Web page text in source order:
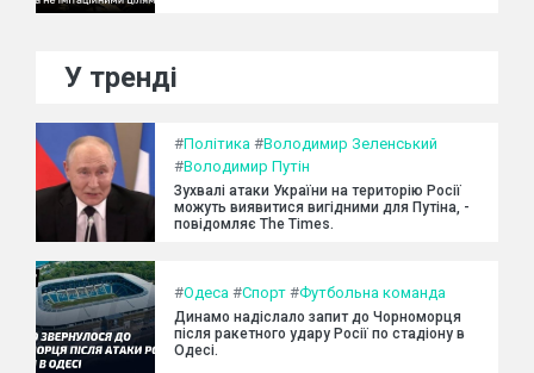
У тренді
#Політика #Володимир Зеленський
#Володимир Путін
Зухвалі атаки України на територію Росії
можуть виявитися вигідними для Путіна, -
повідомляє The Times.
#Одеса #Спорт #Футбольна команда
Динамо надіслало запит до Чорноморця
після ракетного удару Росії по стадіону в
Одесі.